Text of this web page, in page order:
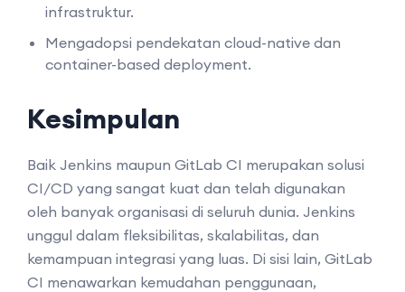
infrastruktur.
Mengadopsi pendekatan cloud-native dan
container-based deployment.
Kesimpulan
Baik Jenkins maupun GitLab CI merupakan solusi
CI/CD yang sangat kuat dan telah digunakan
oleh banyak organisasi di seluruh dunia. Jenkins
unggul dalam fleksibilitas, skalabilitas, dan
kemampuan integrasi yang luas. Di sisi lain, GitLab
CI menawarkan kemudahan penggunaan,